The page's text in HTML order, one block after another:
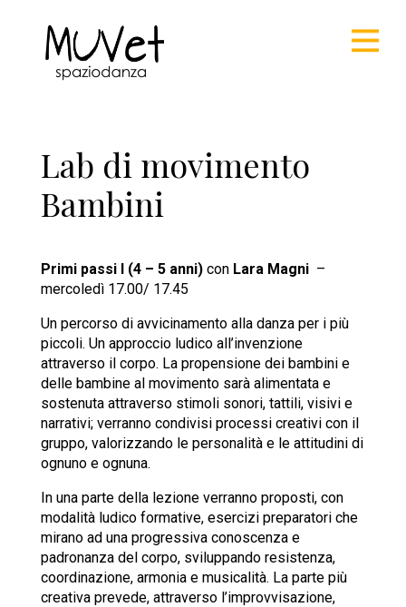
Lab di movimento
Bambini
Primi passi I (4 – 5 anni) conLara Magni–
mercoledì 17.00/ 17.45
Un percorso di avvicinamento alla danza per i più
piccoli. Un approccio ludico all’invenzione
attraverso il corpo. La propensione dei bambini e
delle bambine al movimento sarà alimentata e
sostenuta attraverso stimoli sonori, tattili, visivi e
narrativi; verranno condivisi processi creativi con il
gruppo, valorizzando le personalità e le attitudini di
ognuno e ognuna.
In una parte della lezione verranno proposti, con
modalità ludico formative, esercizi preparatori che
mirano ad una progressiva conoscenza e
padronanza del corpo, sviluppando resistenza,
coordinazione, armonia e musicalità. La parte più
creativa prevede, attraverso l’improvvisazione,